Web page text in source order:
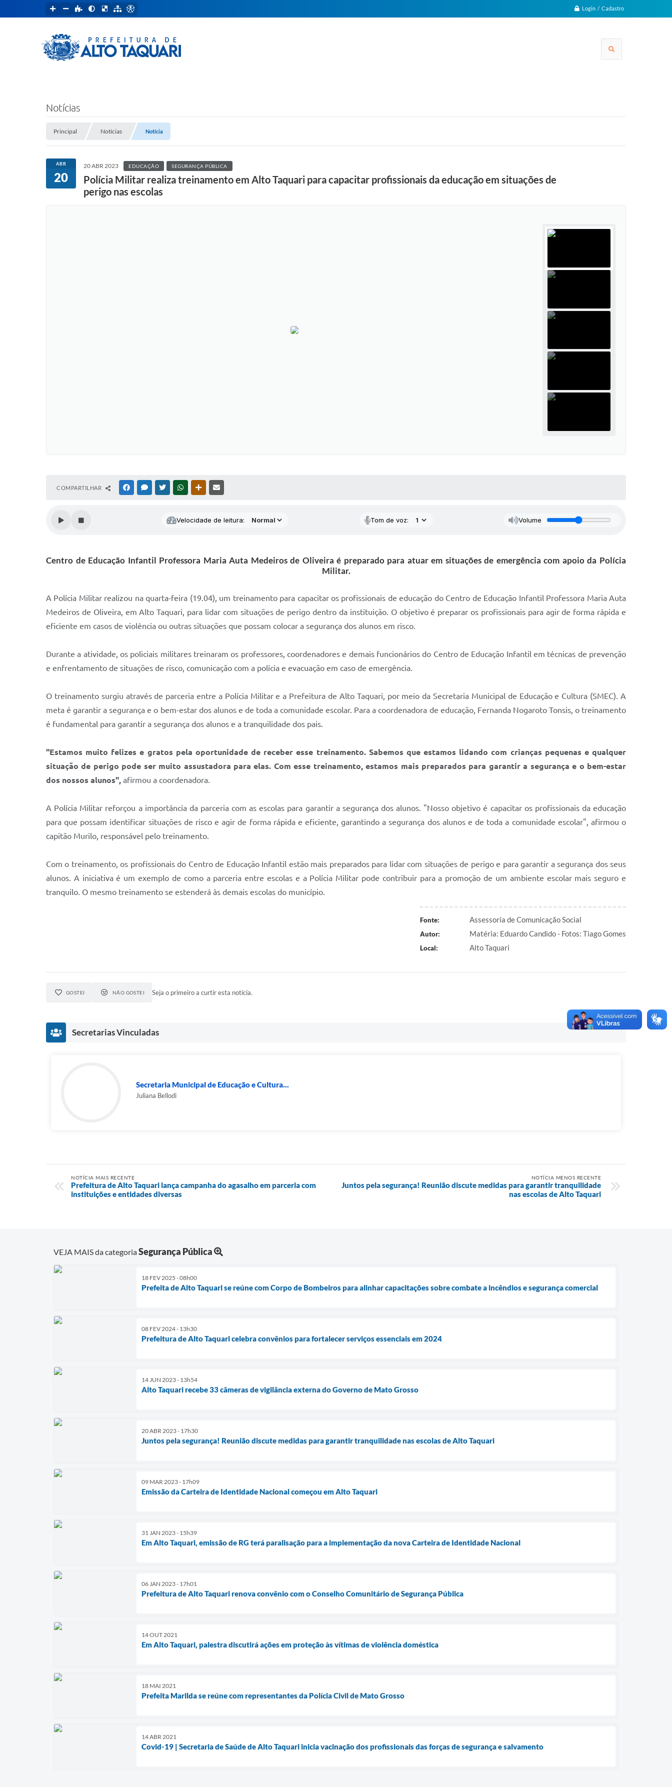
Login / Cadastro
Notícias
Principal Notícias Notícia
ABR
20
20 ABR 2023 EDUCAÇÃO SEGURANÇA PÚBLICA
Polícia Militar realiza treinamento em Alto Taquari para capacitar profissionais da educação em situações de
perigo nas escolas
COMPARTILHAR FACEBOOKMESSENGER
TWITTERWHATSAPPOUTRAS MÍDIAS
Velocidade de leitura: Tom de voz: Volume
Centro de Educação Infantil Professora Maria Auta Medeiros de Oliveira é preparado para atuar em situações de emergência com apoio da Polícia
Militar.
A Polícia Militar realizou na quarta-feira (19.04), um treinamento para capacitar os profissionais de educação do Centro de Educação Infantil Professora Maria Auta
Medeiros de Oliveira, em Alto Taquari, para lidar com situações de perigo dentro da instituição. O objetivo é preparar os profissionais para agir de forma rápida e
eficiente em casos de violência ou outras situações que possam colocar a segurança dos alunos em risco.
Durante a atividade, os policiais militares treinaram os professores, coordenadores e demais funcionários do Centro de Educação Infantil em técnicas de prevenção
e enfrentamento de situações de risco, comunicação com a polícia e evacuação em caso de emergência.
O treinamento surgiu através de parceria entre a Polícia Militar e a Prefeitura de Alto Taquari, por meio da Secretaria Municipal de Educação e Cultura (SMEC). A
meta é garantir a segurança e o bem-estar dos alunos e de toda a comunidade escolar. Para a coordenadora de educação, Fernanda Nogaroto Tonsis, o treinamento
é fundamental para garantir a segurança dos alunos e a tranquilidade dos pais.
"Estamos muito felizes e gratos pela oportunidade de receber esse treinamento. Sabemos que estamos lidando com crianças pequenas e qualquer
situação de perigo pode ser muito assustadora para elas. Com esse treinamento, estamos mais preparados para garantir a segurança e o bem-estar
dos nossos alunos", afirmou a coordenadora.
A Polícia Militar reforçou a importância da parceria com as escolas para garantir a segurança dos alunos. "Nosso objetivo é capacitar os profissionais da educação
para que possam identificar situações de risco e agir de forma rápida e eficiente, garantindo a segurança dos alunos e de toda a comunidade escolar", afirmou o
capitão Murilo, responsável pelo treinamento.
Com o treinamento, os profissionais do Centro de Educação Infantil estão mais preparados para lidar com situações de perigo e para garantir a segurança dos seus
alunos. A iniciativa é um exemplo de como a parceria entre escolas e a Polícia Militar pode contribuir para a promoção de um ambiente escolar mais seguro e
tranquilo. O mesmo treinamento se estenderá às demais escolas do município.
Fonte: Assessoria de Comunicação Social
Autor: Matéria: Eduardo Candido - Fotos: Tiago Gomes
Local: Alto Taquari
GOSTEI NÃO GOSTEI Seja o primeiro a curtir esta notícia.
Secretarias Vinculadas
Secretaria Municipal de Educação e Cultura...
Juliana Bellodi
NOTÍCIA MAIS RECENTE
Prefeitura de Alto Taquari lança campanha do agasalho em parceria com
instituições e entidades diversas
NOTÍCIA MENOS RECENTE
Juntos pela segurança! Reunião discute medidas para garantir tranquilidade
nas escolas de Alto Taquari
VEJA MAIS da categoriaSegurança Pública
18 FEV 2025 - 08h00
Prefeita de Alto Taquari se reúne com Corpo de Bombeiros para alinhar capacitações sobre combate a incêndios e segurança comercial
08 FEV 2024 - 13h30
Prefeitura de Alto Taquari celebra convênios para fortalecer serviços essenciais em 2024
14 JUN 2023 - 13h54
Alto Taquari recebe 33 câmeras de vigilância externa do Governo de Mato Grosso
20 ABR 2023 - 17h30
Juntos pela segurança! Reunião discute medidas para garantir tranquilidade nas escolas de Alto Taquari
09 MAR 2023 - 17h09
Emissão da Carteira de Identidade Nacional começou em Alto Taquari
31 JAN 2023 - 15h39
Em Alto Taquari, emissão de RG terá paralisação para a implementação da nova Carteira de Identidade Nacional
06 JAN 2023 - 17h01
Prefeitura de Alto Taquari renova convênio com o Conselho Comunitário de Segurança Pública
14 OUT 2021
Em Alto Taquari, palestra discutirá ações em proteção às vítimas de violência doméstica
18 MAI 2021
Prefeita Marilda se reúne com representantes da Polícia Civil de Mato Grosso
14 ABR 2021
Covid-19 | Secretaria de Saúde de Alto Taquari inicia vacinação dos profissionais das forças de segurança e salvamento